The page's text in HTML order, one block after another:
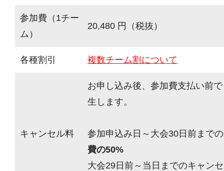
参加費（1チー
ム）
20,480 円（税抜）
各種割引 複数チーム割について
キャンセル料
お申し込み後、参加費支払い前
生します。
参加申込み日～大会30日前まで
費の50%
大会29日前～当日までのキャン